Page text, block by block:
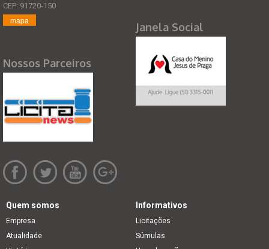
CEP: 91720-150
mapa
Nossos Parceiros
Janela Social
Quem somos
Empresa
Atualidade
Informativos
Licitações
Súmulas